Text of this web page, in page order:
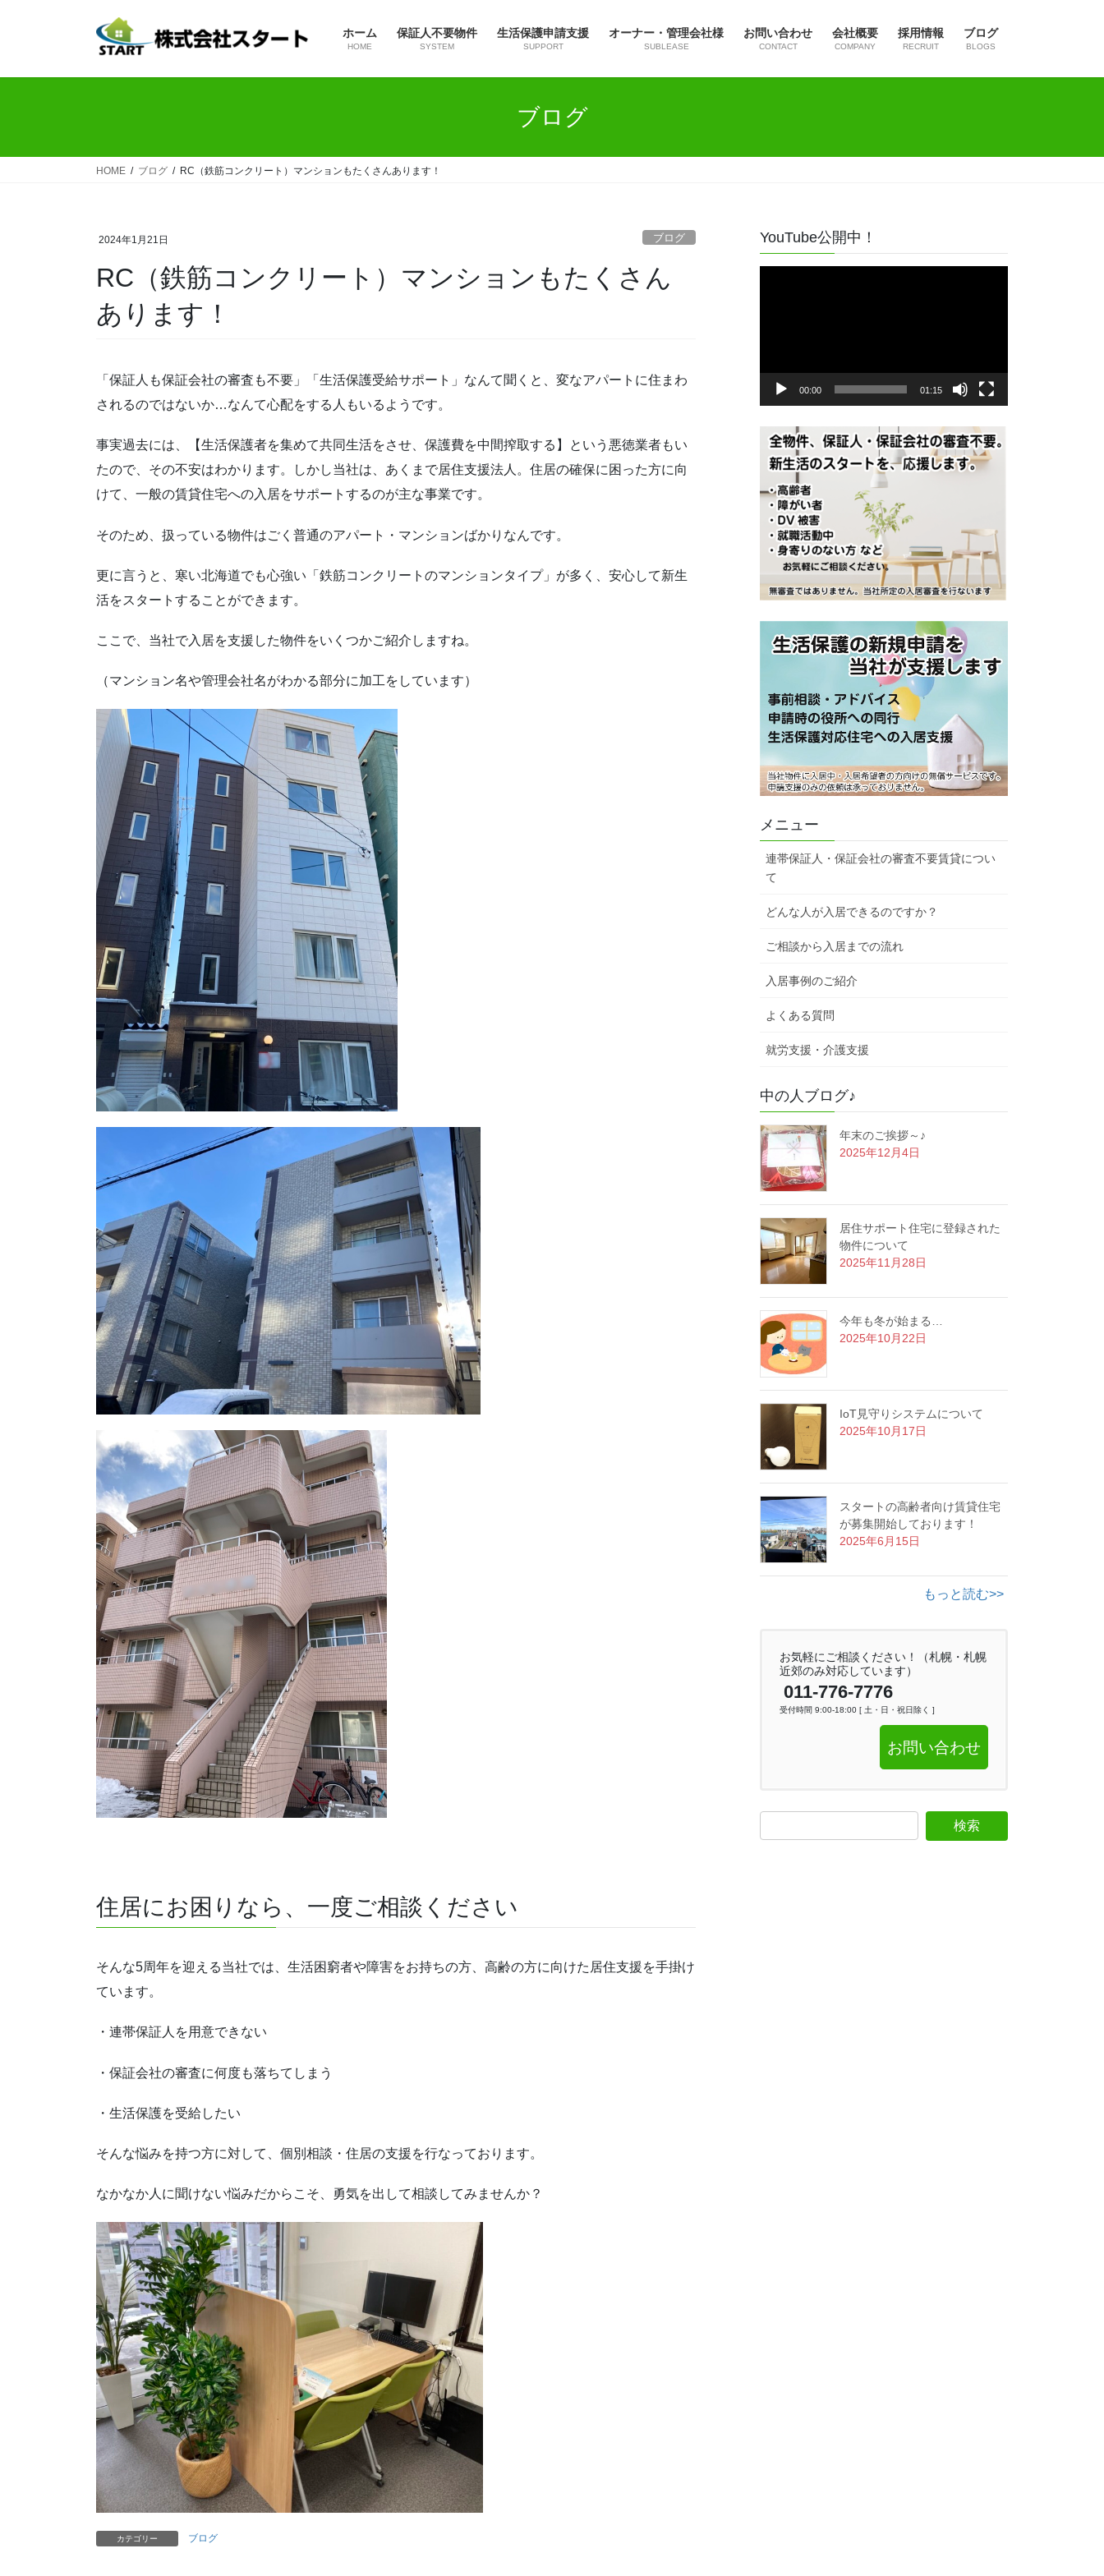
ホーム
HOME
保証人不要物件
SYSTEM
生活保護申請支援
SUPPORT
オーナー・管理会社様
SUBLEASE
お問い合わせ
CONTACT
会社概要
COMPANY
採用情報
RECRUIT
ブログ
BLOGS
ブログ
HOME ブログ RC（鉄筋コンクリート）マンションもたくさんあります！
2024年1月21日 ブログ
RC（鉄筋コンクリート）マンションもたくさん
あります！
「保証人も保証会社の審査も不要」「生活保護受給サポート」なんて聞くと、変なアパートに住まわ
されるのではないか…なんて心配をする人もいるようです。
事実過去には、【生活保護者を集めて共同生活をさせ、保護費を中間搾取する】という悪徳業者もい
たので、その不安はわかります。しかし当社は、あくまで居住支援法人。住居の確保に困った方に向
けて、一般の賃貸住宅への入居をサポートするのが主な事業です。
そのため、扱っている物件はごく普通のアパート・マンションばかりなんです。
更に言うと、寒い北海道でも心強い「鉄筋コンクリートのマンションタイプ」が多く、安心して新生
活をスタートすることができます。
ここで、当社で入居を支援した物件をいくつかご紹介しますね。
（マンション名や管理会社名がわかる部分に加工をしています）
住居にお困りなら、一度ご相談ください
そんな5周年を迎える当社では、生活困窮者や障害をお持ちの方、高齢の方に向けた居住支援を手掛け
ています。
・連帯保証人を用意できない
・保証会社の審査に何度も落ちてしまう
・生活保護を受給したい
そんな悩みを持つ方に対して、個別相談・住居の支援を行なっております。
なかなか人に聞けない悩みだからこそ、勇気を出して相談してみませんか？
カテゴリー ブログ
YouTube公開中！
ヤ
00:00 01:15
メニュー
連帯保証人・保証会社の審査不要賃貸につい
て
どんな人が入居できるのですか？
ご相談から入居までの流れ
入居事例のご紹介
よくある質問
就労支援・介護支援
中の人ブログ♪
年末のご挨拶～♪
2025年12月4日
居住サポート住宅に登録された
物件について
2025年11月28日
今年も冬が始まる…
2025年10月22日
IoT見守りシステムについて
2025年10月17日
スタートの高齢者向け賃貸住宅
が募集開始しております！
2025年6月15日
もっと読む>>
お気軽にご相談ください！（札幌・札幌
近郊のみ対応しています）
011-776-7776
受付時間 9:00-18:00 [ 土・日・祝日除く ]
お問い合わせ